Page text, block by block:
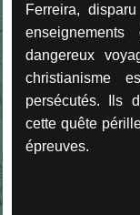
Ferreira,
dangereux
christianisme
persécutés. Ils
cette quête
épreuves.